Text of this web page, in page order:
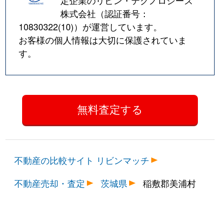
株式会社（認証番号：
10830322(10)）が運営しています。
お客様の個人情報は大切に保護されていま
す。
不動産の比較サイト リビンマッチ
不動産売却・査定
茨城県 稲敷郡美浦村